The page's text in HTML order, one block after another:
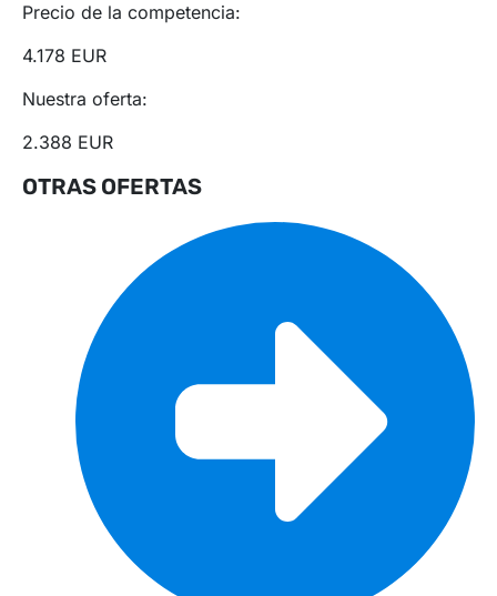
Precio de la competencia:
4.178 EUR
Nuestra oferta:
2.388 EUR
OTRAS OFERTAS